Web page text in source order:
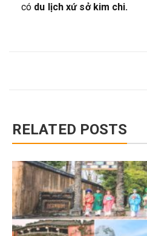
có du lịch xứ sở kim chi.
RELATED POSTS